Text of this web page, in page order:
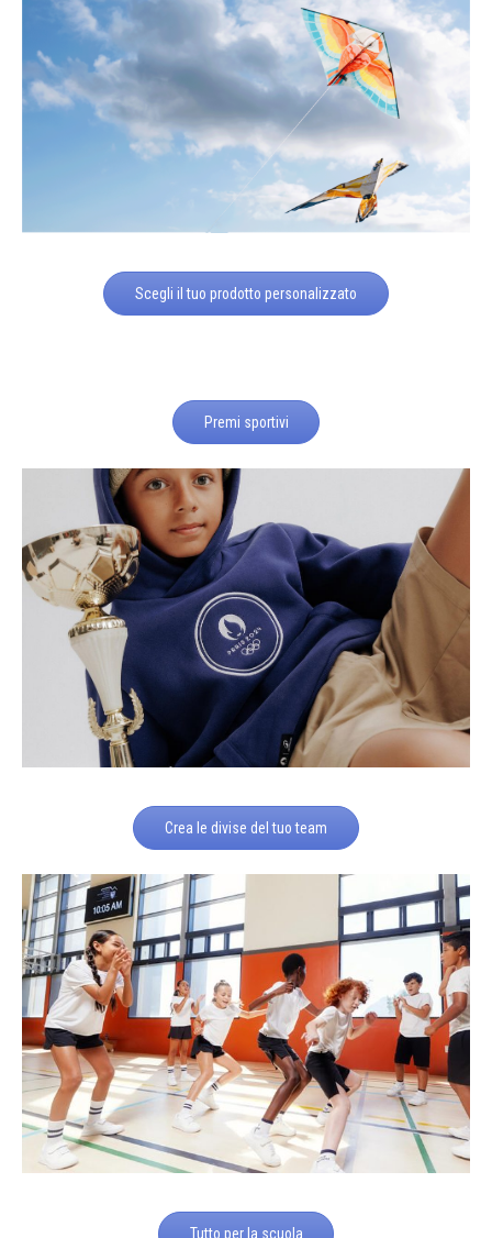
Scegli il tuo prodotto personalizzato
Premi sportivi
Crea le divise del tuo team
Tutto per la scuola